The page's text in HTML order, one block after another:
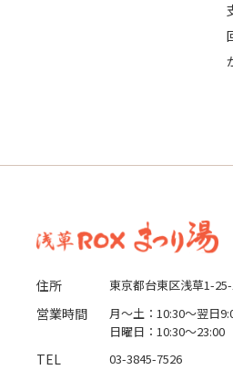
住所 東京都台東区浅草1-25-
営業時間
月〜土：10:30〜翌日
日曜日：10:30〜23:00
TEL 03-3845-7526